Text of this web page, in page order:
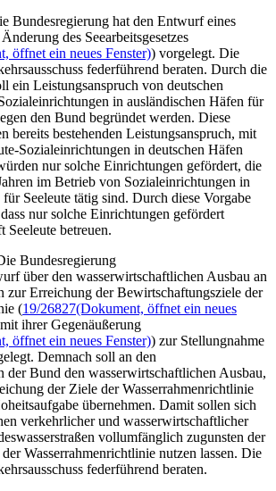
Bundesregierung hat den Entwurf eines
des Seearbeitsgesetzes
öffnet ein neues Fenster)) vorgelegt. Die
federführend beraten. Durch die
ein Leistungsanspruch von deutschen
in ausländischen Häfen für
den Bund begründet werden. Diese
bereits bestehenden Leistungsanspruch, mit
Sozialeinrichtungen in deutschen Häfen
nur solche Einrichtungen gefördert, die
im Betrieb von Sozialeinrichtungen in
Seeleute tätig sind. Durch diese Vorgabe
nur solche Einrichtungen gefördert
Seeleute betreuen.
Bundesregierung
über den wasserwirtschaftlichen Ausbau an
zur Erreichung der Bewirtschaftungsziele der
(19/26827(Dokument, öffnet ein neues
ihrer Gegenäußerung
öffnet ein neues Fenster)) zur Stellungnahme
Demnach soll an den
der Bund den wasserwirtschaftlichen Ausbau,
der Ziele der Wasserrahmenrichtlinie
übernehmen. Damit sollen sich
verkehrlicher und wasserwirtschaftlicher
vollumfänglich zugunsten der
Wasserrahmenrichtlinie nutzen lassen. Die
federführend beraten.